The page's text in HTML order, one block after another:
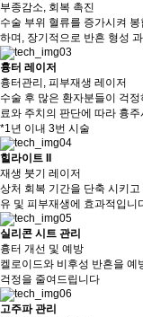
부종감소, 회복 촉진
수술 부위 혈류를 증가시켜
하며, 장기적으로 반흔 형성
흉터 레이저
흉터관리, 피부재생 레이저
수술 후 많은 환자분들이 걱
료와 주치의 판단에 따라 흉
*1년 이내 3번 시술
힐라이트 II
재생 붓기 레이저
상처 회복 기간을 단축 시키
유 및 피부재생에 효과적입니
실리콘 시트 관리
흉터 개선 및 예방
켈로이드와 비후성 반흔을 예
걱정을 줄여드립니다
고주파 관리